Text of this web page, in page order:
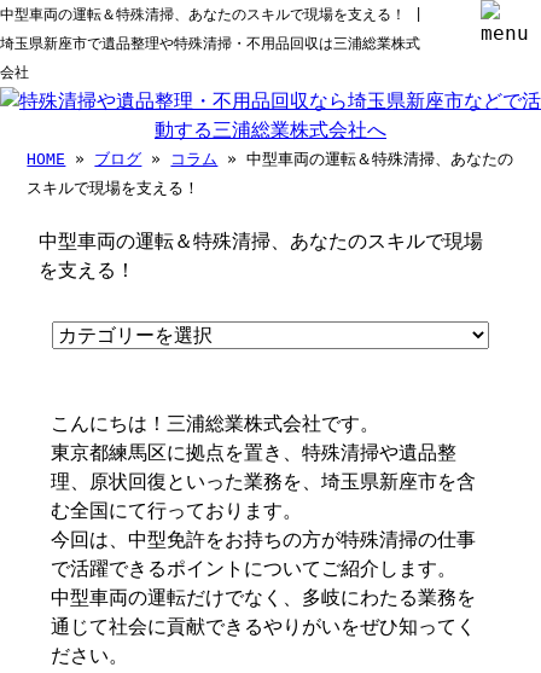
中型車両の運転＆特殊清掃、あなたのスキルで現場を支える！ |
埼玉県新座市で遺品整理や特殊清掃・不用品回収は三浦総業株式
会社
HOME » ブログ » コラム » 中型車両の運転＆特殊清掃、あなたの
スキルで現場を支える！
中型車両の運転＆特殊清掃、あなたのスキルで現場
を支える！
こんにちは！三浦総業株式会社です。
東京都練馬区に拠点を置き、特殊清掃や遺品整
理、原状回復といった業務を、埼玉県新座市を含
む全国にて行っております。
今回は、中型免許をお持ちの方が特殊清掃の仕事
で活躍できるポイントについてご紹介します。
中型車両の運転だけでなく、多岐にわたる業務を
通じて社会に貢献できるやりがいをぜひ知ってく
ださい。